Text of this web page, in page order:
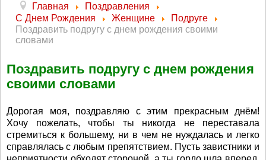
Главная
Поздравления
С Днем Рождения
Женщине
Подруге
Поздравить подругу с днем рождения своими
словами
Поздравить подругу с днем рождения
своими словами
Дорогая моя, поздравляю с этим прекрасным днём!
Хочу пожелать, чтобы ты никогда не переставала
стремиться к большему, ни в чем не нуждалась и легко
справлялась с любым препятствием. Пусть завистники и